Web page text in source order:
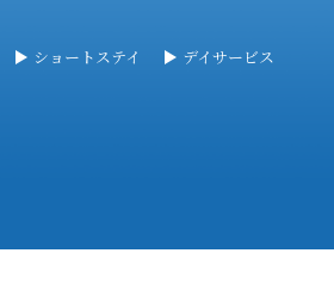
ショートステイ
デイサービス